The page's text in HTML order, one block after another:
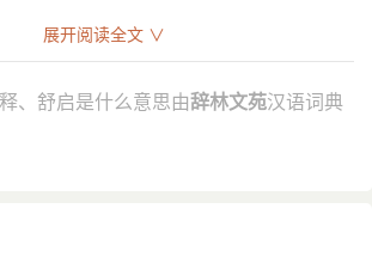
变大论》：“其化生荣，其政舒啟。”
展开阅读全文 ∨
、舒启是什么意思由辞林文苑汉语词典